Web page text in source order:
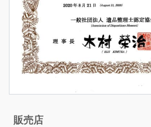
販売店